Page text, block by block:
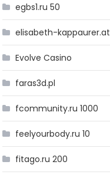
egbs1.ru 50
elisabeth-kappaurer.at
Evolve Casino
faras3d.pl
fcommunity.ru 1000
feelyourbody.ru 10
fitago.ru 200